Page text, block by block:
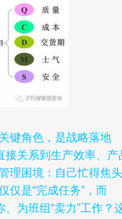
键角色，是战略落地
接关系到生产效率、产
理困境：自己忙得焦头
仅是“完成任务”，而
为班组“卖力”工作？